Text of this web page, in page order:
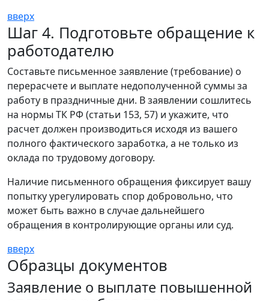
вверх
Шаг 4. Подготовьте обращение к
работодателю
Составьте письменное заявление (требование) о
перерасчете и выплате недополученной суммы за
работу в праздничные дни. В заявлении сошлитесь
на нормы ТК РФ (статьи 153, 57) и укажите, что
расчет должен производиться исходя из вашего
полного фактического заработка, а не только из
оклада по трудовому договору.
Наличие письменного обращения фиксирует вашу
попытку урегулировать спор добровольно, что
может быть важно в случае дальнейшего
обращения в контролирующие органы или суд.
вверх
Образцы документов
Заявление о выплате повышенной